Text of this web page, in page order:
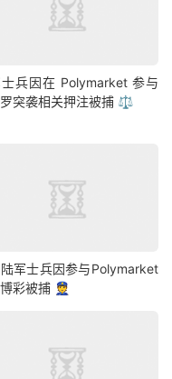
兵因在 Polymarket 参与
突袭相关押注被捕 ⚖️
军士兵因参与Polymarket
彩被捕 👮